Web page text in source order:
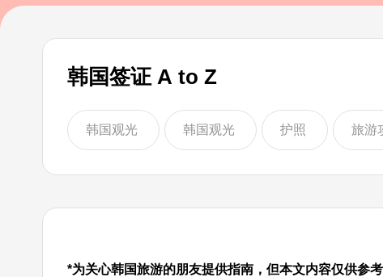
韩国签证 A to Z
韩国观光 韩国观光 护照 旅游
*为关心韩国旅游的朋友提供指南，但本文内容仅供参